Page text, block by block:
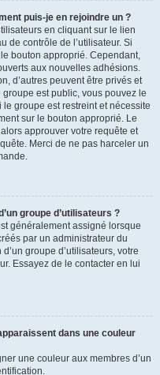
puis-je en rejoindre un ?
en cliquant sur le lien
de contrôle de l’utilisateur. Si
bouton approprié. Cependant,
aux nouvelles adhésions.
d’autres peuvent être privés et
est public, vous pouvez le
groupe est restreint et nécessite
sur le bouton approprié. Le
approuver votre requête et
Merci de ne pas harceler un
groupe d’utilisateurs ?
généralement assigné lorsque
par un administrateur du
groupe d’utilisateurs, votre
Essayez de le contacter en lui
dans une couleur
une couleur aux membres d’un